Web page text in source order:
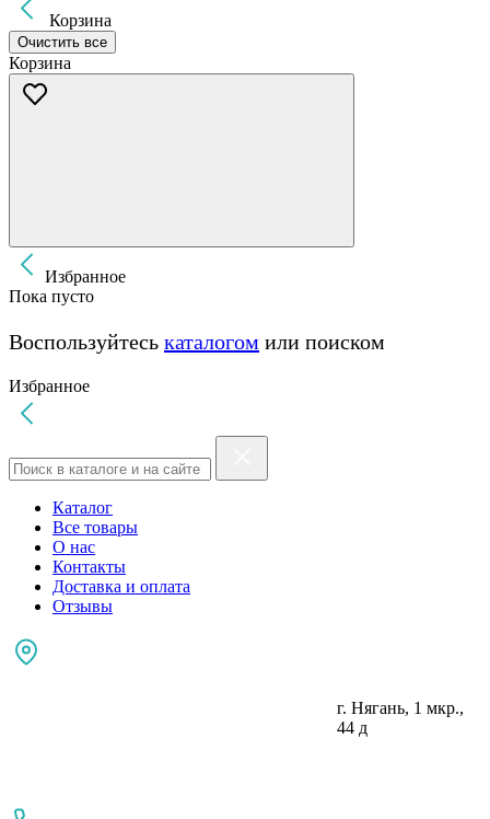
Корзина
Очистить все
Корзина
Избранное
Пока пусто
Воспользуйтесь каталогом или поиском
Избранное
Каталог
Все товары
О нас
Контакты
Доставка и оплата
Отзывы
г. Нягань, 1 мкр.,
44 д